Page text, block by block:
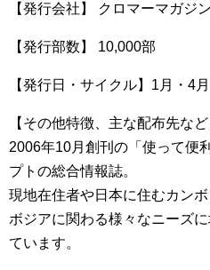
【発行会社】 クロマーマガジ
【発行部数】 10,000部
【発行日・サイクル】1月・4
【その他特徴、主な配布先など
2006年10月創刊の「使って便
プトの総合情報誌。
現地在住者や日本に住むカン
ボジアに関わる様々なニーズ
ています。